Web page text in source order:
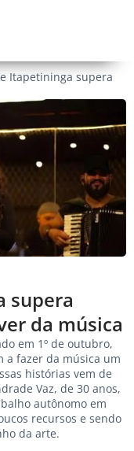
Itapetininga supera
supera
da música
em 1º de outubro,
a fazer da música um
histórias vem de
Vaz, de 30 anos,
autônomo em
recursos e sendo
da arte.